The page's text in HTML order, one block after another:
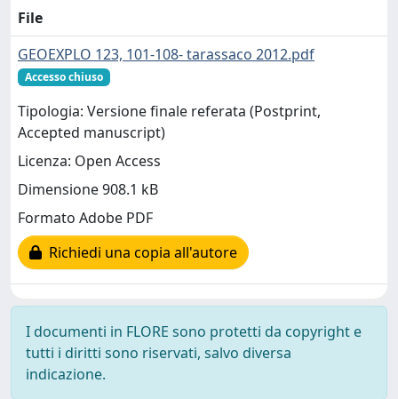
File
GEOEXPLO 123, 101-108- tarassaco 2012.pdf
Accesso chiuso
Tipologia: Versione finale referata (Postprint,
Accepted manuscript)
Licenza: Open Access
Dimensione 908.1 kB
Formato Adobe PDF
Richiedi una copia all'autore
I documenti in FLORE sono protetti da copyright e
tutti i diritti sono riservati, salvo diversa
indicazione.